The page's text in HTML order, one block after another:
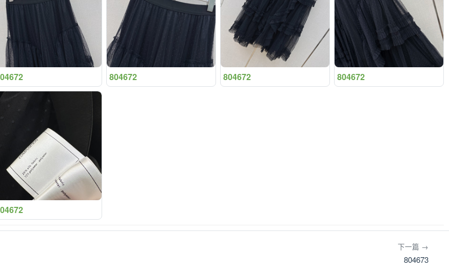
804672 804672 804672
下一篇 →
804673